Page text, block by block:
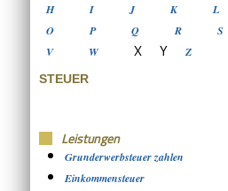
H
I J K L
O
P Q R S
V
W X Y Z
STEUER
Leistungen
Grunderwerbsteuer zahlen
Einkommensteuer